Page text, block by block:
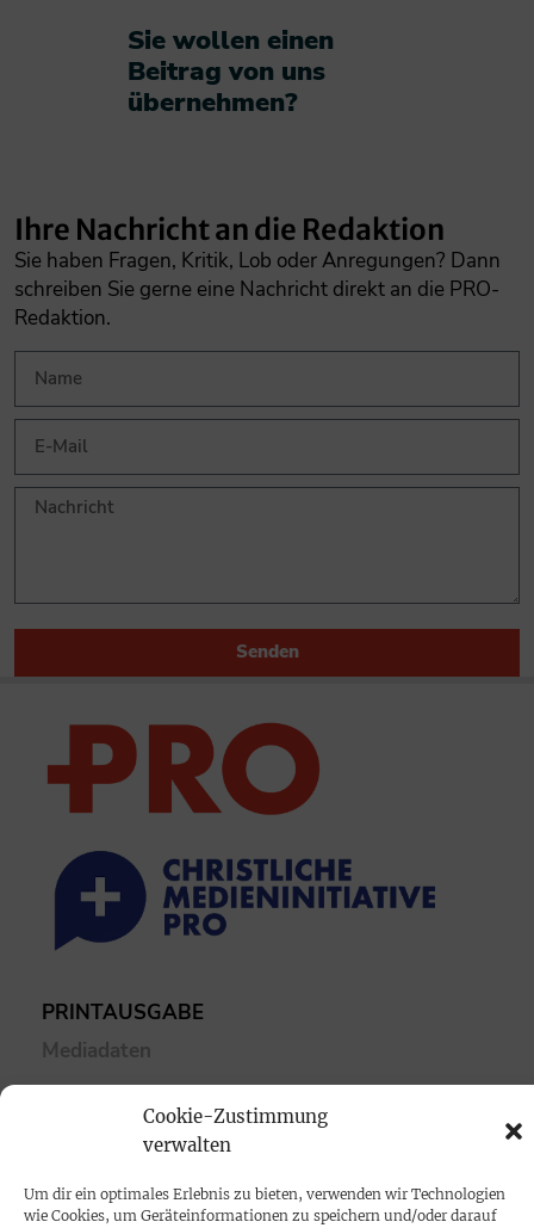
Cookie-Zustimmung
verwalten
Um dir ein optimales Erlebnis zu bieten, verwenden wir Technologien
wie Cookies, um Geräteinformationen zu speichern und/oder darauf
Sie wollen einen
Beitrag von uns
übernehmen?​
Ihre Nachricht an die Redaktion
Sie haben Fragen, Kritik, Lob oder Anregungen? Dann
schreiben Sie gerne eine Nachricht direkt an die PRO-
Redaktion.
Senden
PRINTAUSGABE
Mediadaten
PROKOMPAKT